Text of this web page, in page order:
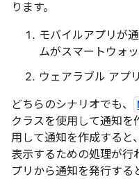
ります。
モバイルアプリが
ムがスマートウォ
ウェアラブル アプ
どちらのシナリオでも、
クラスを使用して通知を
用して通知を作成すると
表示するための処理が行
プリから通知を発行する